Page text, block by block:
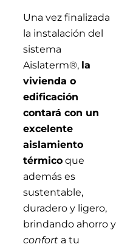
Una vez finalizada
la instalación del
sistema
Aislaterm®, la
vivienda o
edificación
contará con un
excelente
aislamiento
térmicoque
además es
sustentable,
duradero y ligero,
brindando ahorro y
conforta tu